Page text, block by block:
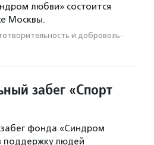
любви» состоится
Москвы.
и доброволь­
забег «Спорт
фонда «Синдром
поддержку людей